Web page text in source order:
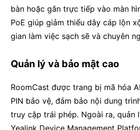
bàn hoặc gắn trực tiếp vào màn
PoE giúp giảm thiểu dây cáp lộn
gian làm việc sạch sẽ và chuyên
Quản lý và bảo mật cao
RoomCast được trang bị mã hóa
PIN bảo vệ, đảm bảo nội dung
truy cập trái phép. Ngoài ra, quản
Yealink Device Management